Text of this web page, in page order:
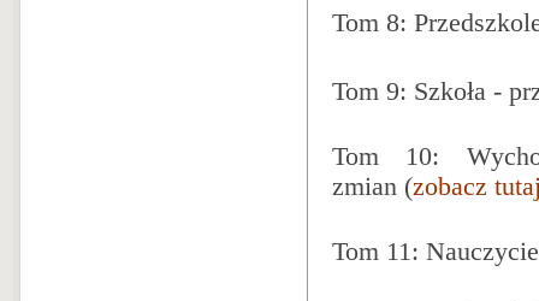
Tom 8:
Tom 9: Szkoła -
Tom 10:
zmian (zobacz
Tom 11: